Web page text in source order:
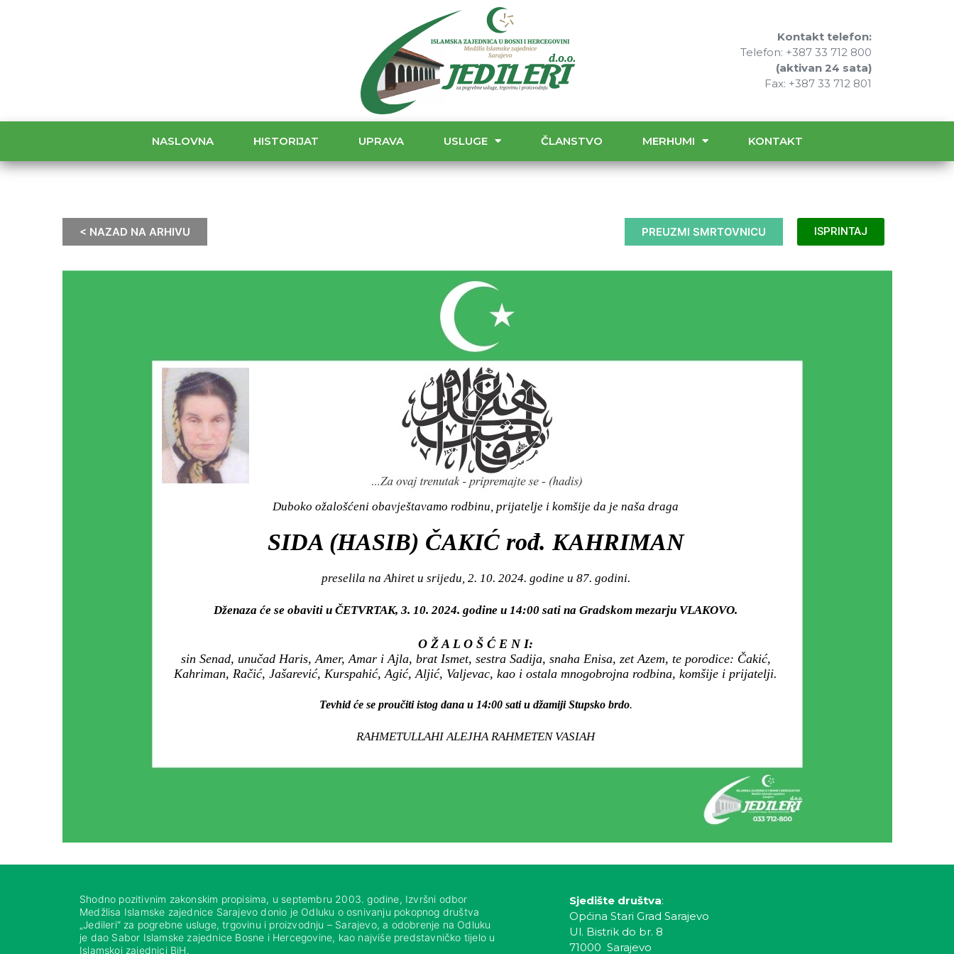
Kontakt telefon:
Telefon: +387 33 712 800
(aktivan 24 sata)
Fax: +387 33 712 801
NASLOVNA HISTORIJAT UPRAVA USLUGE ČLANSTVO MERHUMI KONTAKT
< NAZAD NA ARHIVU PREUZMI SMRTOVNICU ISPRINTAJ
Duboko ožalošćeni obavještavamo rodbinu, prijatelje i komšije da je naša draga
SIDA (HASIB) ČAKIĆ rođ. KAHRIMAN
preselila na Ahiret u srijedu, 2. 10. 2024. godine u 87. godini.
Dženaza će se obaviti u ČETVRTAK, 3. 10. 2024. godine u 14:00 sati na Gradskom mezarju VLAKOVO.
O Ž A L O Š Ć E N I:
sin Senad, unučad Haris, Amer, Amar i Ajla, brat Ismet, sestra Sadija, snaha Enisa, zet Azem, te porodice: Čakić,
Kahriman, Račić, Jašarević, Kurspahić, Agić, Aljić, Valjevac, kao i ostala mnogobrojna rodbina, komšije i prijatelji.
Tevhid će se proučiti istog dana u 14:00 sati u džamiji Stupsko brdo.
RAHMETULLAHI ALEJHA RAHMETEN VASIAH
Shodno pozitivnim zakonskim propisima, u septembru 2003. godine, Izvršni odbor
Medžlisa Islamske zajednice Sarajevo donio je Odluku o osnivanju pokopnog društva
„Jedileri“ za pogrebne usluge, trgovinu i proizvodnju – Sarajevo, a odobrenje na Odluku
je dao Sabor Islamske zajednice Bosne i Hercegovine, kao najviše predstavničko tijelo u
Islamskoj zajednici BiH.
Sjedište društva:
Općina Stari Grad Sarajevo
Ul. Bistrik do br. 8
71000 Sarajevo